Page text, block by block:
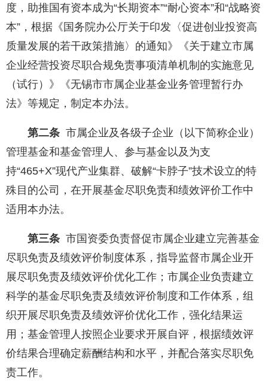
度，助推国有资本成为“长期资本”“耐心资本”和“战略资
本”，根据《国务院办公厅关于印发〈促进创业投资高
质量发展的若干政策措施〉的通知》《关于建立市属
企业经营投资尽职合规免责事项清单机制的实施意见
（试行）》《无锡市市属企业基金业务管理暂行办
法》等规定，制定本办法。
第二条 市属企业及各级子企业（以下简称企业）
管理基金和基金管理人、参与基金以及为支
持“465+X”现代产业集群、破解“卡脖子”技术设立的特
殊目的公司，在开展基金尽职免责和绩效评价工作中
适用本办法。
第三条 市国资委负责督促市属企业建立完善基金
尽职免责及绩效评价制度体系，指导监督市属企业开
展尽职免责及绩效评价优化工作；市属企业负责建立
科学的基金尽职免责及绩效评价制度和工作体系，组
织开展尽职免责及绩效评价优化工作，强化结果运
用；基金管理人按照企业要求开展自评，根据绩效评
价结果合理确定薪酬结构和水平，并配合落实尽职免
责工作。